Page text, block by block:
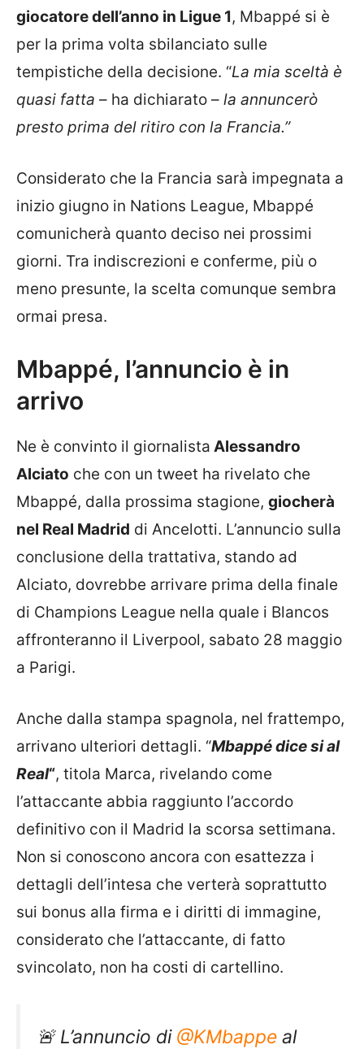
giocatore dell’anno in Ligue 1, Mbappé si è
per la prima volta sbilanciato sulle
tempistiche della decisione. “La mia sceltà è
quasi fatta – ha dichiarato – la annuncerò
presto prima del ritiro con la Francia.”
Considerato che la Francia sarà impegnata a
inizio giugno in Nations League, Mbappé
comunicherà quanto deciso nei prossimi
giorni. Tra indiscrezioni e conferme, più o
meno presunte, la scelta comunque sembra
ormai presa.
Mbappé, l’annuncio è in
arrivo
Ne è convinto il giornalista Alessandro
Alciato che con un tweet ha rivelato che
Mbappé, dalla prossima stagione, giocherà
nel Real Madrid di Ancelotti. L’annuncio sulla
conclusione della trattativa, stando ad
Alciato, dovrebbe arrivare prima della finale
di Champions League nella quale i Blancos
affronteranno il Liverpool, sabato 28 maggio
a Parigi.
Anche dalla stampa spagnola, nel frattempo,
arrivano ulteriori dettagli. “Mbappé dice si al
Real“, titola Marca, rivelando come
l’attaccante abbia raggiunto l’accordo
definitivo con il Madrid la scorsa settimana.
Non si conoscono ancora con esattezza i
dettagli dell’intesa che verterà soprattutto
sui bonus alla firma e i diritti di immagine,
considerato che l’attaccante, di fatto
svincolato, non ha costi di cartellino.
🚨 L’annuncio di @KMbappe al